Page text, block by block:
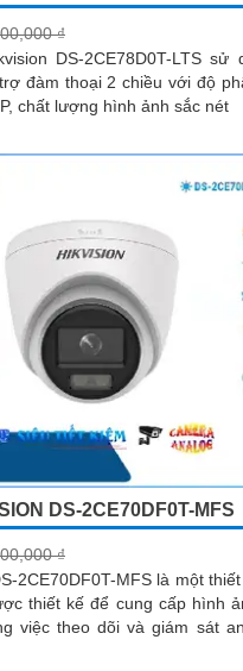
₫
DS-2CE78D0T-LTS sử
đàm thoại 2 chiều với độ
chất lượng hình ảnh sắc nét
DS-2CE70DF0T-MFS
₫
2CE70DF0T-MFS là một
thiết kế để cung cấp hình
việc theo dõi và giám sát an